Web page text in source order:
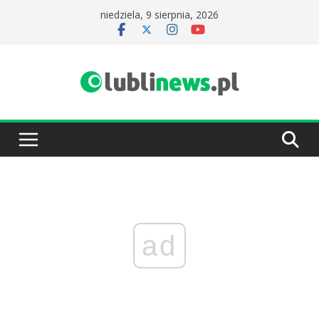
niedziela, 9 sierpnia, 2026
ad